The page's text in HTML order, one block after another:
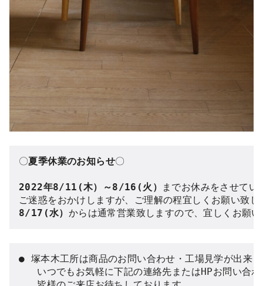
〇夏季休業のお知らせ〇
2022年8/11(木）～8/16(火） までお休みをさせてい
8/17(水） からは通常営業致しますので、宜しくお願
● 塚本木工所は商品のお問い合わせ・工場見学が出来
いつでもお気軽に下記の連絡先またはHPお問い合